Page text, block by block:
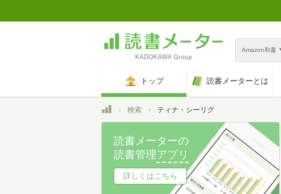
Amazon和書
トップ 読書メーターとは
トップ検索 ティナ・シーリグ
読書メーターの
読書管理アプリ
詳しくはこちら